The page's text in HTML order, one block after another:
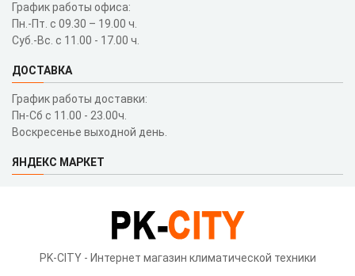
График работы офиса:
Пн.-Пт. с 09.30 – 19.00 ч.
Суб.-Вс. с 11.00 - 17.00 ч.
ДОСТАВКА
График работы доставки:
Пн-Сб с 11.00 - 23.00ч.
Воскресенье выходной день.
ЯНДЕКС МАРКЕТ
PK-CITY - Интернет магазин климатической техники